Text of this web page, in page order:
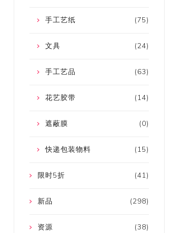
(75)
手工艺纸
(24)
文具
(63)
手工艺品
(14)
花艺胶带
(0)
遮蔽膜
(15)
快递包装物料
(41)
限时5折
(298)
新品
(38)
资源